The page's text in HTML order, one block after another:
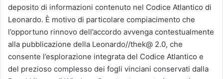
deposito di informazioni contenuto nel Codice Atlantico di
Leonardo. È motivo di particolare compiacimento che
l’opportuno rinnovo dell’accordo avvenga contestualmente
alla pubblicazione della Leonardo//thek@ 2.0, che
consente l’esplorazione integrata del Codice Atlantico e
del prezioso complesso dei fogli vinciani conservati dalla